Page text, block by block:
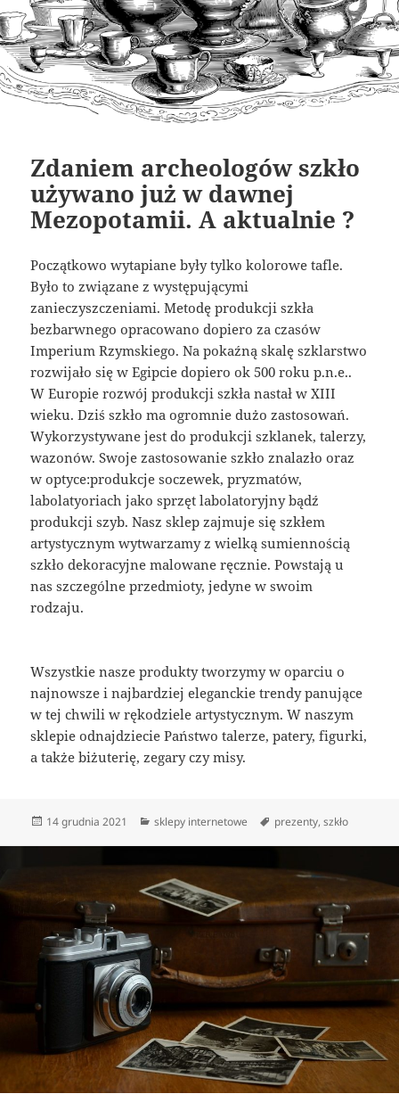
Zdaniem archeologów szkło
używano już w dawnej
Mezopotamii. A aktualnie ?
Początkowo wytapiane były tylko kolorowe tafle.
Było to związane z występującymi
zanieczyszczeniami. Metodę produkcji szkła
bezbarwnego opracowano dopiero za czasów
Imperium Rzymskiego. Na pokaźną skalę szklarstwo
rozwijało się w Egipcie dopiero ok 500 roku p.n.e..
W Europie rozwój produkcji szkła nastał w XIII
wieku. Dziś szkło ma ogromnie dużo zastosowań.
Wykorzystywane jest do produkcji szklanek, talerzy,
wazonów. Swoje zastosowanie szkło znalazło oraz
w optyce:produkcje soczewek, pryzmatów,
labolatyoriach jako sprzęt labolatoryjny bądź
produkcji szyb. Nasz sklep zajmuje się szkłem
artystycznym wytwarzamy z wielką sumiennością
szkło dekoracyjne malowane ręcznie. Powstają u
nas szczególne przedmioty, jedyne w swoim
rodzaju.
Wszystkie nasze produkty tworzymy w oparciu o
najnowsze i najbardziej eleganckie trendy panujące
w tej chwili w rękodziele artystycznym. W naszym
sklepie odnajdziecie Państwo talerze, patery, figurki,
a także biżuterię, zegary czy misy.
Data
14 grudnia 2021 Kategorie
sklepy internetowe Tagi
prezenty,szkło